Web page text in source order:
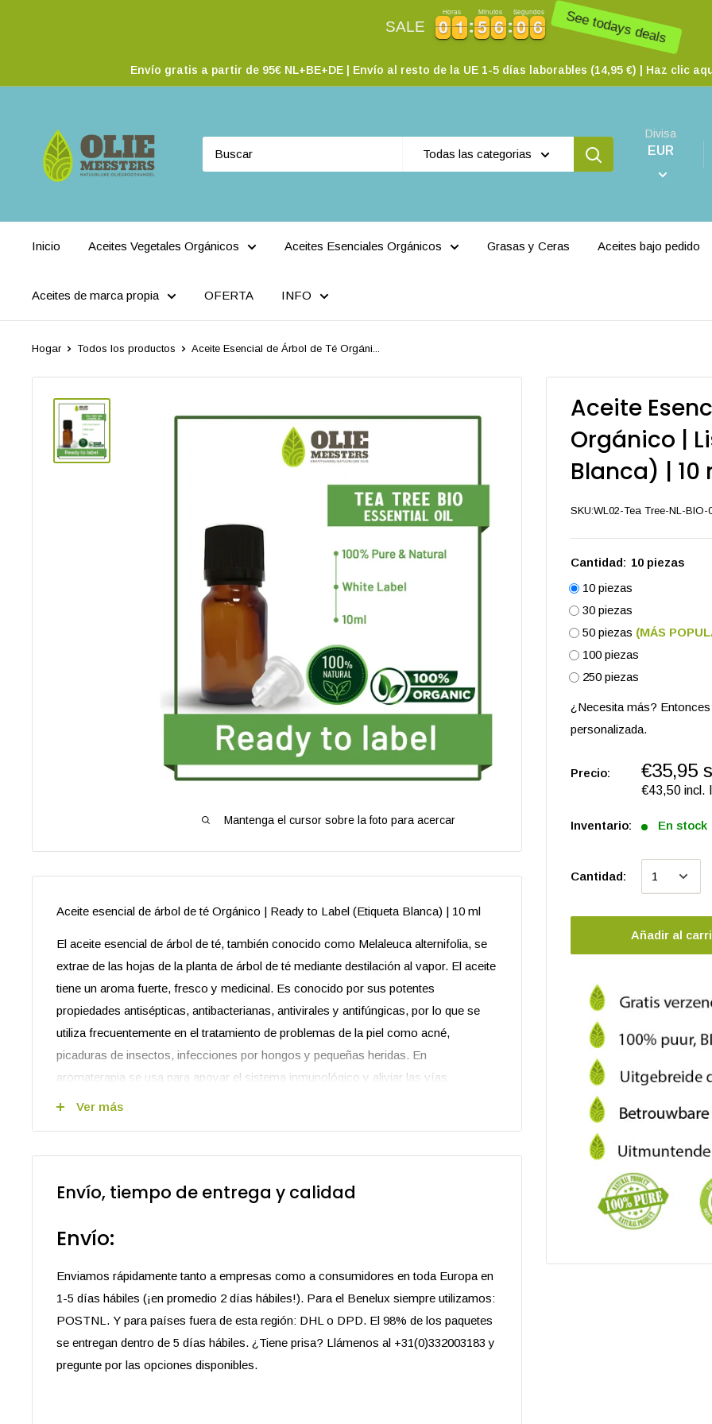
SALE 0
0
0
0 1
1
1
1
Horas
5
5
5
5 6
6
6
6
Minutos
0
0
0
0 5
5
6
Segundos
See todays deals
Envío gratis a partir de 95€ NL+BE+DE | Envío al resto de la UE 1-5 días laborables (14,95 €) | Haz clic
Todas las categorias
Divisa
EUR
Inicio Aceites Vegetales Orgánicos Aceites Esenciales Orgánicos Grasas y Ceras Aceites bajo pedido
Aceites de marca propia OFERTA INFO
Hogar Todos los productos Aceite Esencial de Árbol de Té Orgáni...
Mantenga el cursor sobre la foto para acercar
Aceite
Orgánico |
Blanca) | 10
SKU:WL02-Tea Tree-NL-BIO-
Cantidad: 10 piezas
10 piezas
30 piezas
50 piezas (MÁS
100 piezas
250 piezas
¿Necesita más?
personalizada.
Precio: €35,95
€43,50 incl.
Inventario: En stock
Cantidad:
Añadir al
Aceite esencial de árbol de té Orgánico | Ready to Label (Etiqueta Blanca) | 10 ml
El aceite esencial de árbol de té, también conocido como Melaleuca alternifolia, se
extrae de las hojas de la planta de árbol de té mediante destilación al vapor. El aceite
tiene un aroma fuerte, fresco y medicinal. Es conocido por sus potentes
propiedades antisépticas, antibacterianas, antivirales y antifúngicas, por lo que se
utiliza frecuentemente en el tratamiento de problemas de la piel como acné,
picaduras de insectos, infecciones por hongos y pequeñas heridas. En
aromaterapia se usa para apoyar el sistema inmunológico y aliviar las vías
respiratorias. Sin embargo, el aceite de árbol de té siempre debe usarse diluido para
El envase "Etiqueta Blanca" hace que este set sea ideal para empresas y
marca. Recibirá los frascos de aceite Ready to Label. Cada frasco está bien
envase neutro ofrece máxima flexibilidad para crear su propia imagen de marca.
Características:
Disponible desde 10 unidades
Ver más
Envío, tiempo de entrega y calidad
Envío:
Enviamos rápidamente tanto a empresas como a consumidores en toda Europa en
1-5 días hábiles (¡en promedio 2 días hábiles!). Para el Benelux siempre utilizamos:
POSTNL. Y para países fuera de esta región: DHL o DPD. El 98% de los paquetes
se entregan dentro de 5 días hábiles. ¿Tiene prisa? Llámenos al +31(0)332003183 y
pregunte por las opciones disponibles.